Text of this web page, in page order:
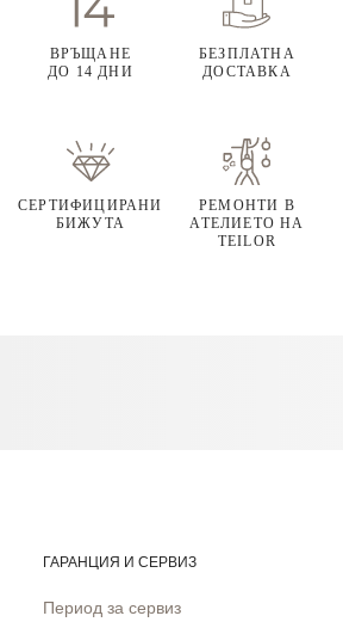
ВРЪЩАНЕ
ДО 14 ДНИ
БЕЗПЛАТНА
ДОСТАВКА
СЕРТИФИЦИРАНИ
БИЖУТА
РЕМОНТИ В
АТЕЛИЕТО НА
TEILOR
ГАРАНЦИЯ И СЕРВИЗ
Период за сервиз